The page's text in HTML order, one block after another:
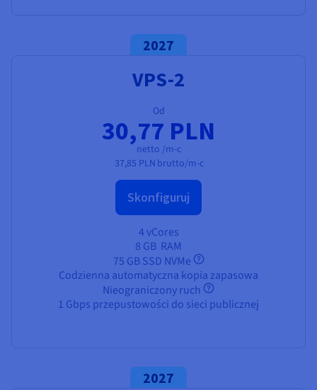
2027
VPS-2
Od
30,77 PLN
netto /m-c
37,85 PLN brutto/m-c
Skonfiguruj
4 vCores
8 GB RAM
75 GB SSD NVMe
Codzienna automatyczna kopia zapasowa
Nieograniczony ruch
1 Gbps przepustowości do sieci publicznej
2027